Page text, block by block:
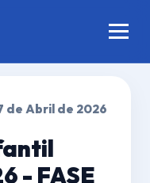
de Abril de 2026
- FASE